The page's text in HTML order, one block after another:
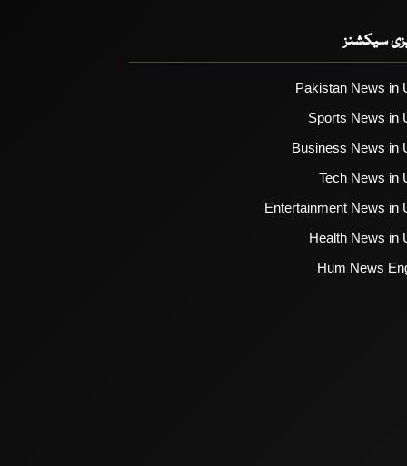
سیکشنز
Pakistan News in
Sports News in
Business News in
Tech News in
Entertainment News in
Health News in
Hum News